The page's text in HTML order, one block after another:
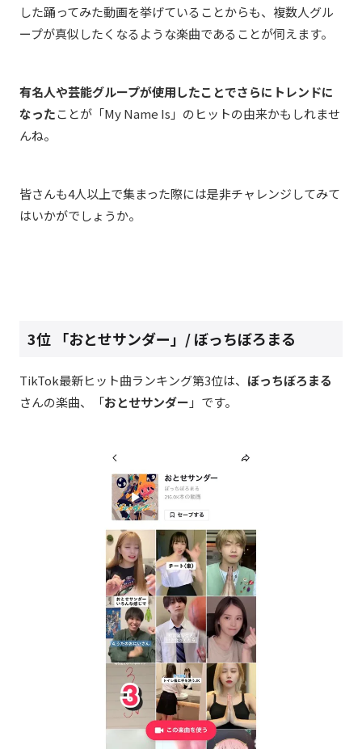
した踊ってみた動画を挙げていることからも、複数人グル
ープが真似したくなるような楽曲であることが伺えます。
有名人や芸能グループが使用したことでさらにトレンドに
なったことが 「My Name Is」のヒットの由来かもしれませ
んね。
皆さんも4人以上で集まった際には是非チャレンジしてみて
はいかがでしょうか。
3位 「おとせサンダー」 /ぼっちぼろまる
TikTok最新ヒット曲ランキング第3位は、 ぼっちぼろまる
さんの楽曲、「おとせサンダー 」です。